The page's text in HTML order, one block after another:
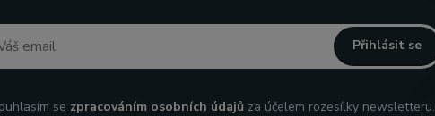
Přihlásit se
se zpracováním osobních údajůza účelem rozesílky newsletteru.